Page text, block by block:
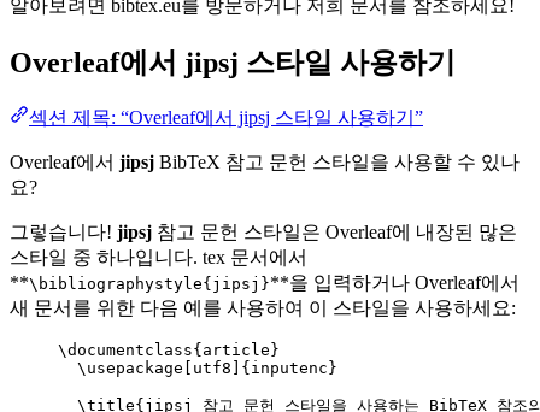
알아보려면 bibtex.eu를 방문하거나 저희 문서를 참조하세요!
Overleaf에서 jipsj 스타일 사용하기
섹션 제목: “Overleaf에서 jipsj 스타일 사용하기”
Overleaf에서 jipsj BibTeX 참고 문헌 스타일을 사용할 수 있나
요?
그렇습니다! jipsj 참고 문헌 스타일은 Overleaf에 내장된 많은
스타일 중 하나입니다. tex 문서에서
**\bibliographystyle{jipsj}**을 입력하거나 Overleaf에서
새 문서를 위한 다음 예를 사용하여 이 스타일을 사용하세요:
\documentclass{ article }
\usepackage
utf8 ]{ inputenc }
\title{jipsj 참고 문헌 스타일을 사용하는 BibTeX 참조